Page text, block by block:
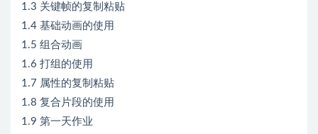
1.3 关键帧的复制粘贴
1.4 基础动画的使用
1.5 组合动画
1.6 打组的使用
1.7 属性的复制粘贴
1.8 复合片段的使用
1.9 第一天作业